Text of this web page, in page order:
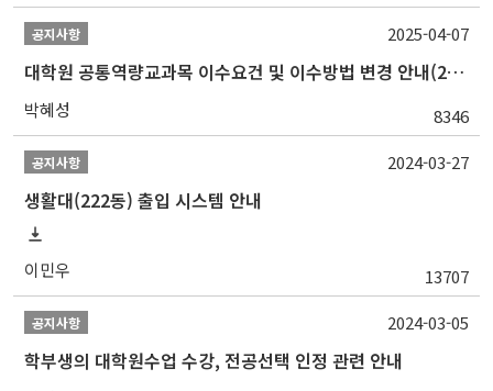
공지사항
대학원 공통역량교과목 이수요건 및 이수방법 변경 안내(2025.4. 업데이트)
박혜성 8346
2025-04-07
공지사항
생활대(222동) 출입 시스템 안내
이민우 13707
2024-03-27
공지사항
학부생의 대학원수업 수강, 전공선택 인정 관련 안내
2024-03-05